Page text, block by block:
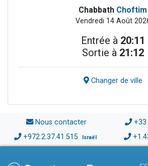
Chabbath Choftim
Vendredi 14 Août
Entrée à 20:11
Sortie à 21:12
Changer de ville
Nous contacter
+972.2.37.41.515 Israël